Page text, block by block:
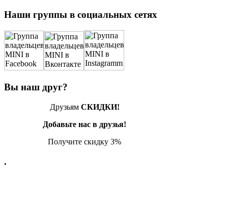
Наши группы в социальных сетях
Вы наш друг?
Друзьям СКИДКИ!
Добавьте нас в друзья!
Получите скидку 3%
.